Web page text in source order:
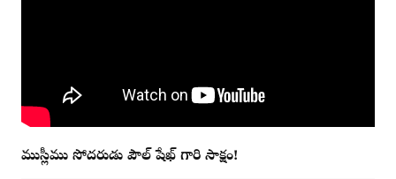
ముస్లీము సోదరుడు పౌల్ షేఖ్ గారి సాక్షం!